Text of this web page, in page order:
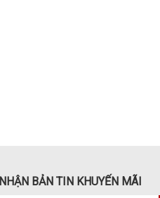
NHẬN BẢN TIN KHUYẾN MÃI